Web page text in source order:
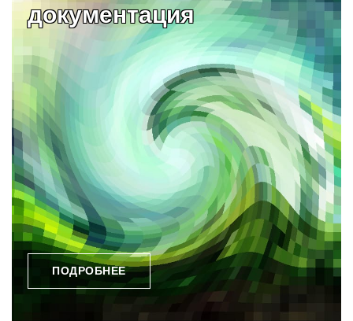
документация
ПОДРОБНЕЕ